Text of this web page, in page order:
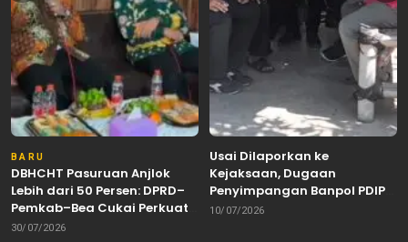
BARU
DBHCHT Pasuruan Anjlok
Lebih dari 50 Persen: DPRD–
Pemkab–Bea Cukai Perkuat
Perang Melawan Peredaran
30/07/2026
Usai Dilaporkan ke
Kejaksaan, Dugaan
Penyimpangan Banpol PDIP
Pasuruan Dinyatakan
10/07/2026